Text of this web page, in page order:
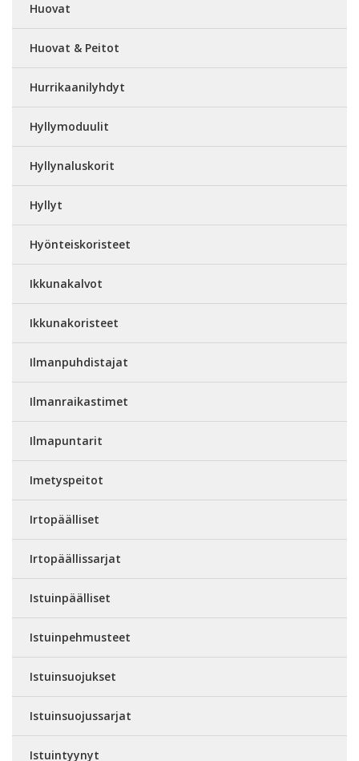
Huovat
Huovat & Peitot
Hurrikaanilyhdyt
Hyllymoduulit
Hyllynaluskorit
Hyllyt
Hyönteiskoristeet
Ikkunakalvot
Ikkunakoristeet
Ilmanpuhdistajat
Ilmanraikastimet
Ilmapuntarit
Imetyspeitot
Irtopäälliset
Irtopäällissarjat
Istuinpäälliset
Istuinpehmusteet
Istuinsuojukset
Istuinsuojussarjat
Istuintyynyt